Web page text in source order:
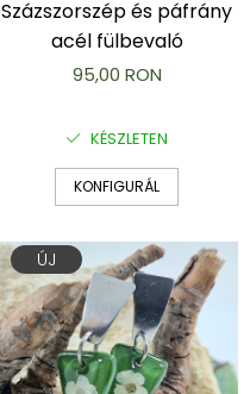
Százszorszép és páfrány
acél fülbevaló
95,00 RON
KÉSZLETEN
KONFIGURÁL
ÚJ